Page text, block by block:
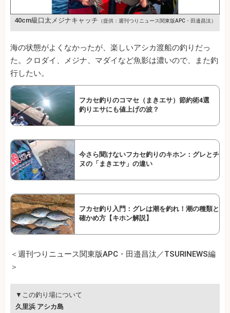
40cm級口太メジナキャッチ （提供：週刊つりニュース関東版APC・田邉昌汰）
海の状態がよくなかったが、楽しいアシカ渡船の釣りだっ
た。クロダイ、メジナ、マダイなど魚影は濃いので、また釣
行したい。
フカセ釣りのコマセ（まきエサ）節約術4選
釣りエサにも値上げの波？
今さら聞けないフカセ釣りのキホン：グレとチ
ヌの「まきエサ」の違い
フカセ釣り入門：グレは潮を釣れ！潮の種類と
確かめ方【キホン解説】
＜週刊つりニュース関東版APC・田邉昌汰／TSURINEWS編
＞
▼この釣り場について
久里浜 アシカ島